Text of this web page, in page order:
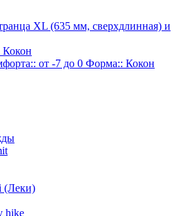
XL (635 мм, сверхдлинная) и
от -7 до 0 Форма:: Кокон
(Леки)
hike